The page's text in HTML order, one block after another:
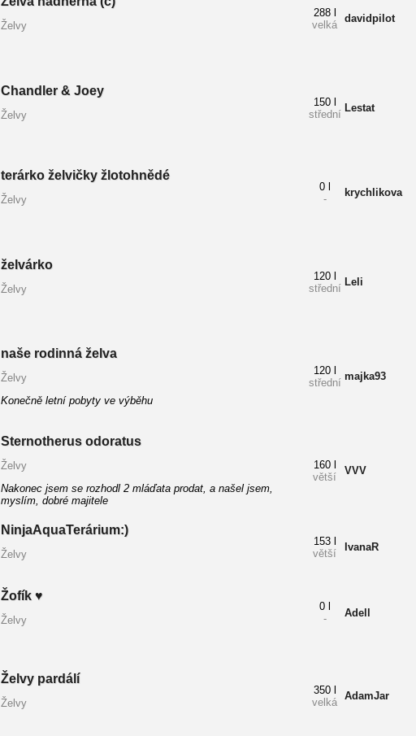
Želvy
288 l
velká
davidpilot
Chandler & Joey
Želvy
150 l
střední
Lestat
terárko želvičky žlotohnědé
Želvy
0 l
-
krychlikova
želvárko
Želvy
120 l
střední
Leli
naše rodinná želva
Želvy
Konečně letní pobyty ve výběhu
120 l
střední
majka93
Sternotherus odoratus
Želvy
Nakonec jsem se rozhodl 2 mláďata prodat, a našel jsem,
myslím, dobré majitele
160 l
větší
VVV
NinjaAquaTerárium:)
Želvy
153 l
větší
IvanaR
Žofík ♥
Želvy
0 l
-
Adell
Želvy pardálí
Želvy
350 l
velká
AdamJar